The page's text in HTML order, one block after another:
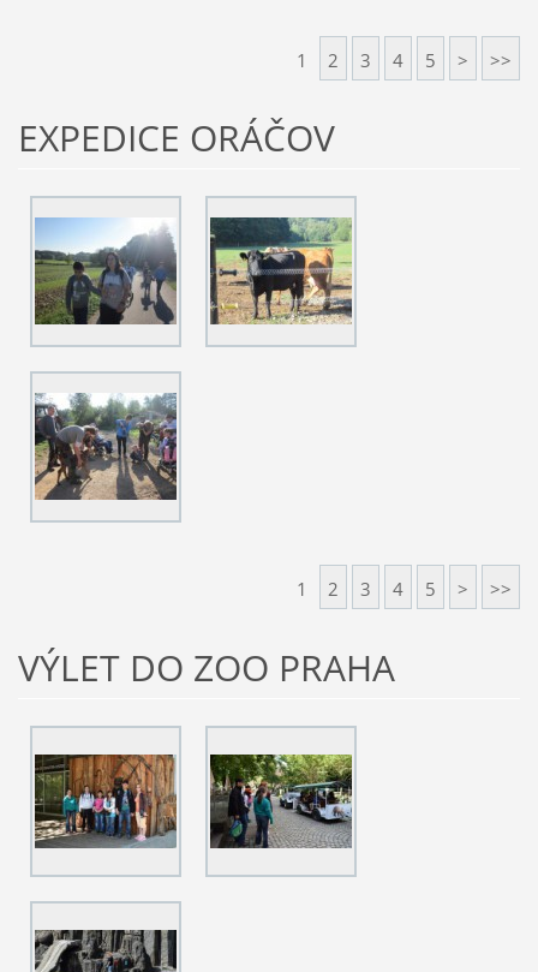
1 2 3 4 5 > >>
EXPEDICE ORÁČOV
1 2 3 4 5 > >>
VÝLET DO ZOO PRAHA